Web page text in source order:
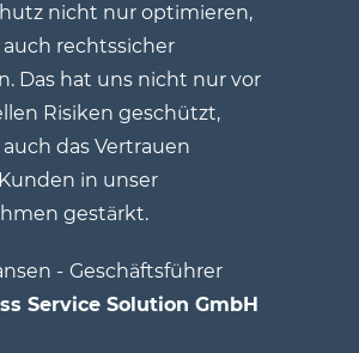
nicht nur optimieren,
rechtssicher
Das hat uns nicht nur vor
Risiken geschützt,
das Vertrauen
in unser
gestärkt.
- Geschäftsführer
Service Solution GmbH